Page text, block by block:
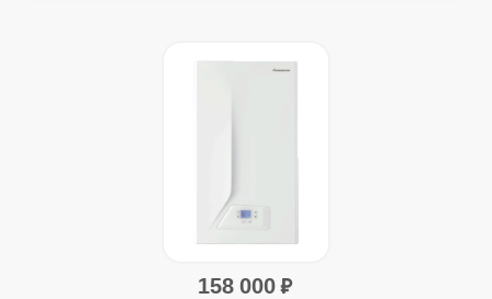
158 000